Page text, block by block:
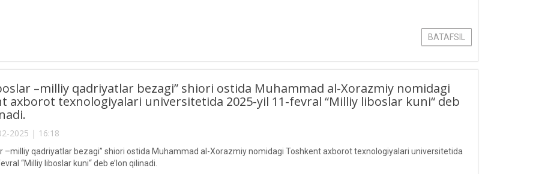
BATAFSIL
–milliy qadriyatlar bezagi” shiori ostida Muhammad al-Xorazmiy nomidagi
axborot texnologiyalari universitetida 2025-yil 11-fevral “Milliy liboslar kuni“ deb
2025 | 16:18
–milliy qadriyatlar bezagi” shiori ostida Muhammad al-Xorazmiy nomidagi Toshkent axborot texnologiyalari universitetida
“Milliy liboslar kuni“ deb e’lon qilinadi.